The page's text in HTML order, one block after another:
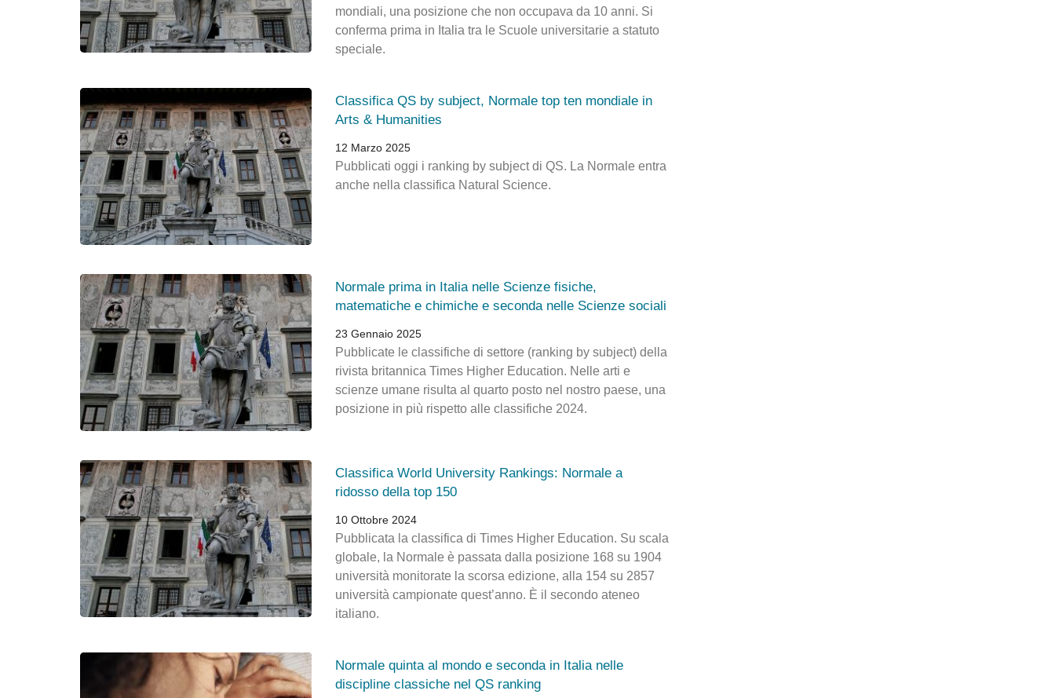
mondiali, una posizione che non occupava da 10 anni. Si
conferma prima in Italia tra le Scuole universitarie a statuto
speciale.
Classifica QS by subject, Normale top ten mondiale in
Arts & Humanities
12 Marzo 2025
Pubblicati oggi i ranking by subject di QS. La Normale entra
anche nella classifica Natural Science.
Normale prima in Italia nelle Scienze fisiche,
matematiche e chimiche e seconda nelle Scienze sociali
23 Gennaio 2025
Pubblicate le classifiche di settore (ranking by subject) della
rivista britannica Times Higher Education. Nelle arti e
scienze umane risulta al quarto posto nel nostro paese, una
posizione in più rispetto alle classifiche 2024.
Classifica World University Rankings: Normale a
ridosso della top 150
10 Ottobre 2024
Pubblicata la classifica di Times Higher Education. Su scala
globale, la Normale è passata dalla posizione 168 su 1904
università monitorate la scorsa edizione, alla 154 su 2857
università campionate quest’anno. È il secondo ateneo
italiano.
Normale quinta al mondo e seconda in Italia nelle
discipline classiche nel QS ranking